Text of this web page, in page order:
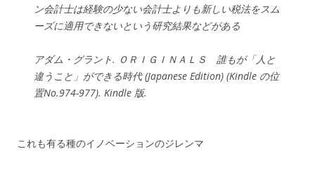
ン会計士は経験の少ない会計士よりも新しい税法をスム
ーズに適用できないという研究結果などがある
アダム・グラント. ＯＲＩＧＩＮＡＬＳ 誰もが「人と
違うこと」ができる時代 (Japanese Edition) (Kindle の位
置No.974-977). Kindle 版.
これも有る種のイノベーションのジレンマ